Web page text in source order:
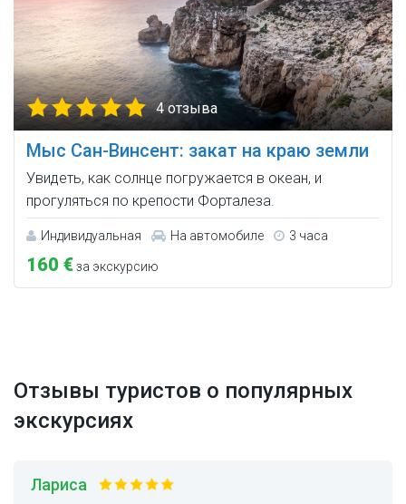
4 отзыва
Мыс Сан-Винсент: закат на краю земли
Увидеть, как солнце погружается в океан, и
прогуляться по крепости Форталеза.
Индивидуальная На автомобиле 3 часа
160 €за экскурсию
Отзывы туристов о популярных
экскурсиях
Лариса